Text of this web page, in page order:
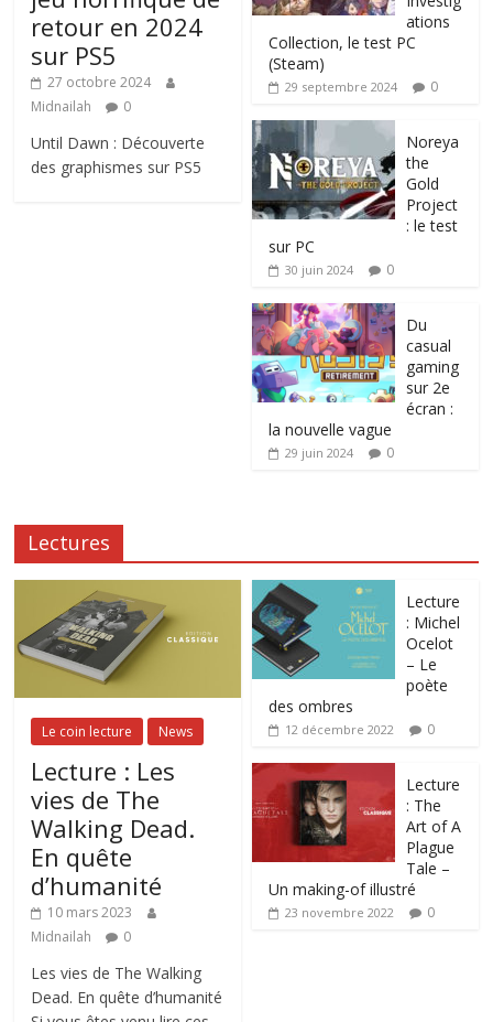
retour en 2024
sur PS5
27 octobre 2024
Midnailah
0
Until Dawn : Découverte
des graphismes sur PS5
ations
Collection, le test PC
(Steam)
29 septembre 2024 0
Noreya
the
Gold
Project
: le test
sur PC
30 juin 2024 0
Du
casual
gaming
sur 2e
écran :
la nouvelle vague
29 juin 2024 0
Lectures
Le coin lecture News
Lecture : Les
vies de The
Walking Dead.
En quête
d’humanité
10 mars 2023
Midnailah
0
Les vies de The Walking
Dead. En quête d’humanité
Lecture
: Michel
Ocelot
– Le
poète
des ombres
12 décembre 2022 0
Lecture
: The
Art of A
Plague
Tale –
Un making-of illustré
23 novembre 2022 0